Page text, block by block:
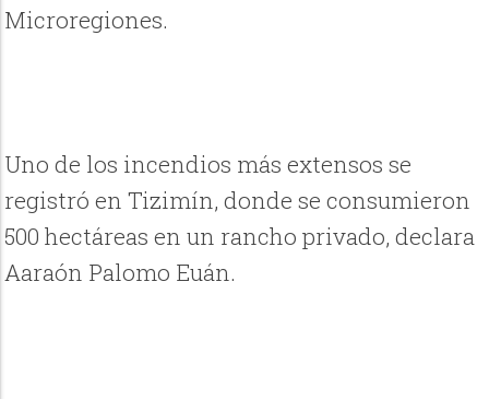
Microregiones.
Uno de los incendios más extensos se
registró en Tizimín, donde se consumieron
500 hectáreas en un rancho privado, declara
Aaraón Palomo Euán.